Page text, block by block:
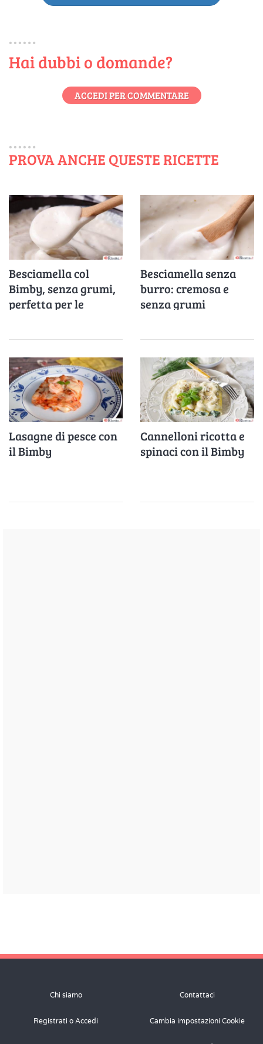
Hai dubbi o domande?
ACCEDI PER COMMENTARE
PROVA ANCHE QUESTE RICETTE
Besciamella col
Bimby, senza grumi,
perfetta per le
Besciamella senza
burro: cremosa e
senza grumi
Lasagne di pesce con
il Bimby
Cannelloni ricotta e
spinaci con il Bimby
Chi siamo Contattaci
Registrati o Accedi Cambia impostazioni Cookie